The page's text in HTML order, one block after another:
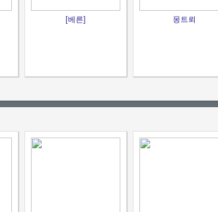
[베른] 몽트뢰